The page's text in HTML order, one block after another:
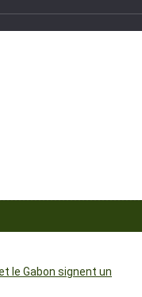
le Gabon signent un